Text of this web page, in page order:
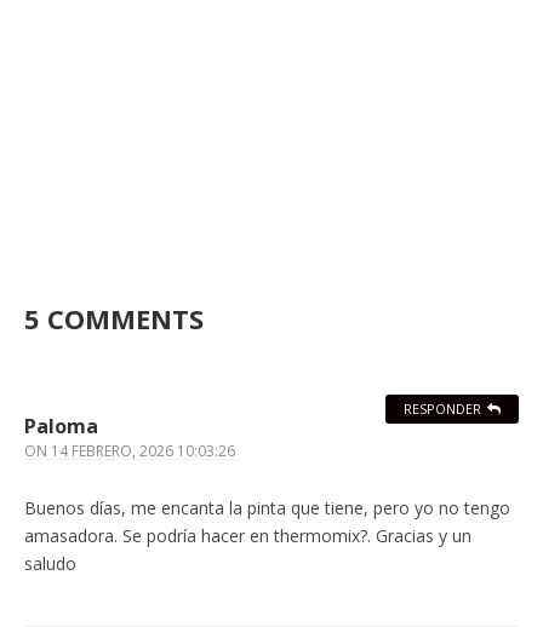
5 COMMENTS
Paloma
ON 14 FEBRERO, 2026 10:03:26
Buenos días, me encanta la pinta que tiene, pero yo no tengo
amasadora. Se podría hacer en thermomix?. Gracias y un
saludo
RESPONDER